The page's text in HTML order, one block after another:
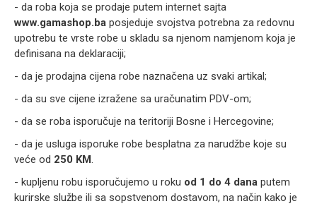
- da roba koja se prodaje putem internet sajta
www.gamashop.ba posjeduje svojstva potrebna za redovnu
upotrebu te vrste robe u skladu sa njenom namjenom koja je
definisana na deklaraciji;
- da je prodajna cijena robe naznačena uz svaki artikal;
- da su sve cijene izražene sa uračunatim PDV-om;
- da se roba isporučuje na teritoriji Bosne i Hercegovine;
- da je usluga isporuke robe besplatna za narudžbe koje su
veće od 250 KM.
- kupljenu robu isporučujemo u roku od 1 do 4 dana putem
kurirske službe ili sa sopstvenom dostavom, na način kako je